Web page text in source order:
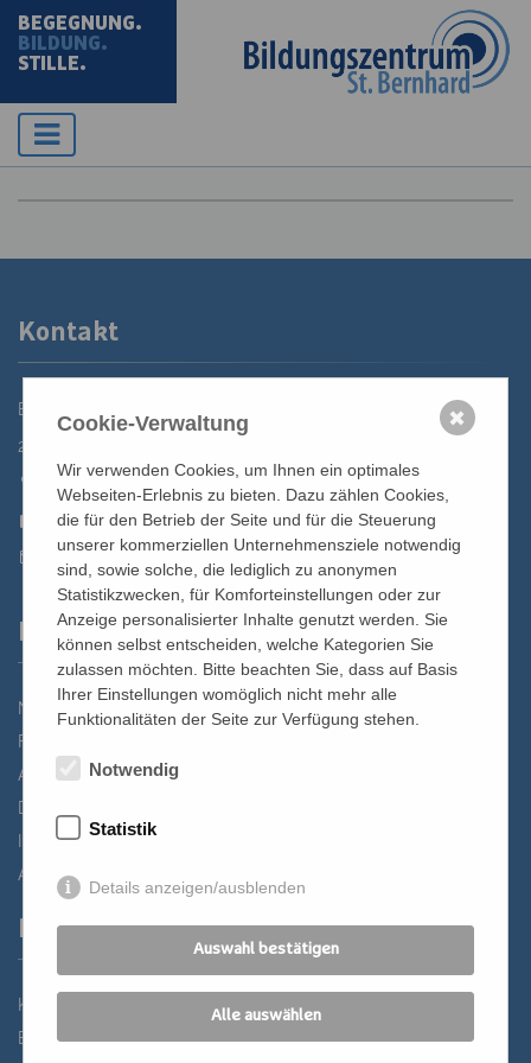
BEGEGNUNG.
BILDUNG.
STILLE.
Kontakt
Bildungszentrum St. Bernhard der Erzdiözese Wien
2700 Wiener Neustadt, Domplatz 1
02622 29131-5040
st.bernhard@edw.or.at
Links
Newsletter
Förderverein
Anreise
Datenschutz
Impressum
AGB
Partner
Katholisches Bildungswerk Wien
Bildung Regional
Cookie-Verwaltung
Wir verwenden Cookies, um Ihnen ein optimales
Webseiten-Erlebnis zu bieten. Dazu zählen Cookies,
die für den Betrieb der Seite und für die Steuerung
unserer kommerziellen Unternehmensziele notwendig
sind, sowie solche, die lediglich zu anonymen
Statistikzwecken, für Komforteinstellungen oder zur
Anzeige personalisierter Inhalte genutzt werden. Sie
können selbst entscheiden, welche Kategorien Sie
zulassen möchten. Bitte beachten Sie, dass auf Basis
Ihrer Einstellungen womöglich nicht mehr alle
Funktionalitäten der Seite zur Verfügung stehen.
Notwendig
Statistik
Details anzeigen/ausblenden
Auswahl bestätigen
Alle auswählen
✖